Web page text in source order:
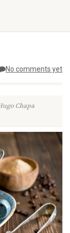
No comments yet
Chapa